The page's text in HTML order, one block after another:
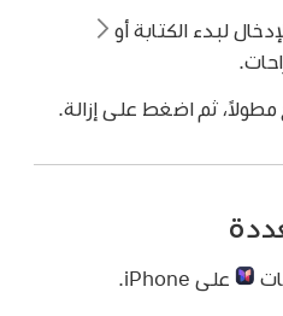
لبدء الكتابة أو
مطولاً، ثم اضغط على إزالة.
على iPhone.